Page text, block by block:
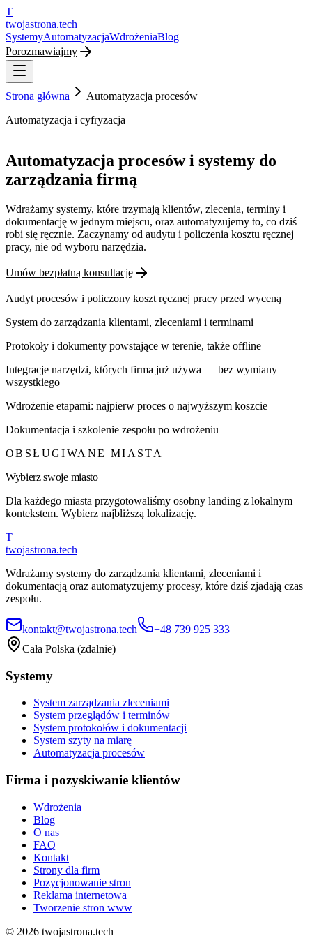
T
twojastrona.tech
SystemyAutomatyzacjaWdrożeniaBlog
Porozmawiajmy
Strona główna
Automatyzacja procesów
Automatyzacja i cyfryzacja
Automatyzacja procesów i systemy do
zarządzania firmą
Wdrażamy systemy, które trzymają klientów, zlecenia, terminy i
dokumentację w jednym miejscu, oraz automatyzujemy to, co dziś
robi się ręcznie. Zaczynamy od audytu i policzenia kosztu ręcznej
pracy, nie od wyboru narzędzia.
Umów bezpłatną konsultację
Audyt procesów i policzony koszt ręcznej pracy przed wyceną
System do zarządzania klientami, zleceniami i terminami
Protokoły i dokumenty powstające w terenie, także offline
Integracje narzędzi, których firma już używa — bez wymiany
wszystkiego
Wdrożenie etapami: najpierw proces o najwyższym koszcie
Dokumentacja i szkolenie zespołu po wdrożeniu
OBSŁUGIWANE MIASTA
Wybierz swoje miasto
Dla każdego miasta przygotowaliśmy osobny landing z lokalnym
kontekstem. Wybierz najbliższą lokalizację.
T
twojastrona.tech
Wdrażamy systemy do zarządzania klientami, zleceniami i
dokumentacją oraz automatyzujemy procesy, które dziś zjadają czas
zespołu.
kontakt@twojastrona.tech
+48 739 925 333
Cała Polska (zdalnie)
Systemy
System zarządzania zleceniami
System przeglądów i terminów
System protokołów i dokumentacji
System szyty na miarę
Automatyzacja procesów
Firma i pozyskiwanie klientów
Wdrożenia
Blog
O nas
FAQ
Kontakt
Strony dla firm
Pozycjonowanie stron
Reklama internetowa
Tworzenie stron www
© 2026 twojastrona.tech